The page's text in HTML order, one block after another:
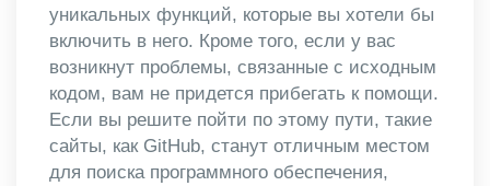
уникальных функций, которые вы хотели бы
включить в него. Кроме того, если у вас
возникнут проблемы, связанные с исходным
кодом, вам не придется прибегать к помощи.
Если вы решите пойти по этому пути, такие
сайты, как GitHub, станут отличным местом
для поиска программного обеспечения,